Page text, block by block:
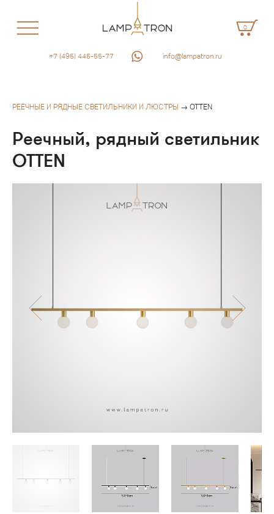
0
+7 (495) 445-55-77 info@lampatron.ru
РЕЕЧНЫЕ И РЯДНЫЕ СВЕТИЛЬНИКИ И ЛЮСТРЫ → OTTEN
Реечный, рядный светильник
OTTEN